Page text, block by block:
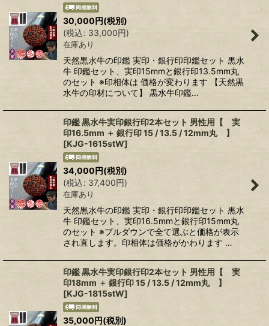
30,000円(税別)
(税込: 33,000円)
在庫あり
天然黒水牛の印鑑 実印・銀行印印鑑セット 黒水
牛 印鑑セット、実印15mmと銀行印13.5mm丸
のセット ※印相体は 価格が変わります 【天然黒
水牛の印材について】 黒水牛印鑑…
印鑑 黒水牛実印銀行印2本セット 男性用【 実
印16.5mm ＋ 銀行印 15 / 13.5 / 12mm丸 】
[KJG-1615stW]
34,000円(税別)
(税込: 37,400円)
在庫あり
天然黒水牛の印鑑 実印・銀行印印鑑セット 黒水
牛 印鑑セット、実印16.5mmと銀行印15mm丸
のセット ※プルダウンで全て選ぶと価格が表示
され直します。印相体は価格がかわります …
印鑑 黒水牛実印銀行印2本セット 男性用【 実
印18mm ＋ 銀行印 15 / 13.5 / 12mm丸 】
[KJG-1815stW]
35,000円(税別)